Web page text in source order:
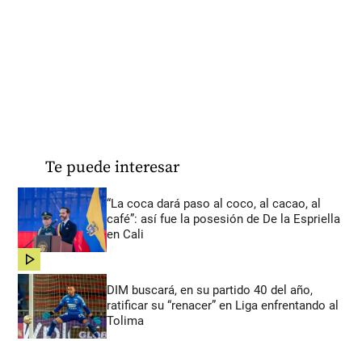
Te puede interesar
“La coca dará paso al coco, al cacao, al
café”: así fue la posesión de De la Espriella
en Cali
share
DIM buscará, en su partido 40 del año,
ratificar su “renacer” en Liga enfrentando al
Tolima